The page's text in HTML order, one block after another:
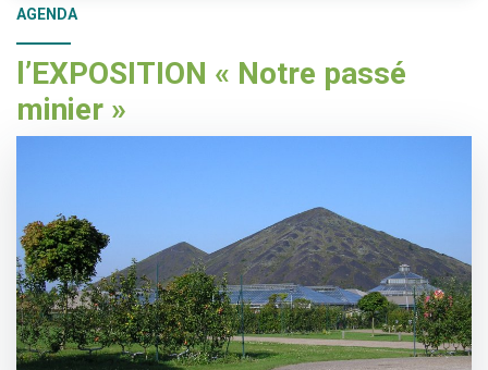
AGENDA
l’EXPOSITION « Notre passé
minier »